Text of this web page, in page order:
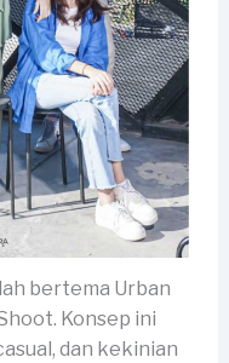
bertema Urban
Konsep ini
dan kekinian